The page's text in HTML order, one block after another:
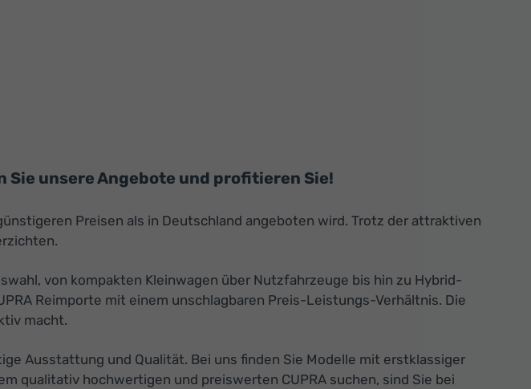
Sie unsere Angebote und profitieren Sie!
Preisen als in Deutschland angeboten wird. Trotz der attraktiven
von kompakten Kleinwagen über Nutzfahrzeuge bis hin zu Hybrid-
Reimporte mit einem unschlagbaren Preis-Leistungs-Verhältnis. Die
macht.
Ausstattung und Qualität. Bei uns finden Sie Modelle mit erstklassiger
qualitativ hochwertigen und preiswerten CUPRA suchen, sind Sie bei